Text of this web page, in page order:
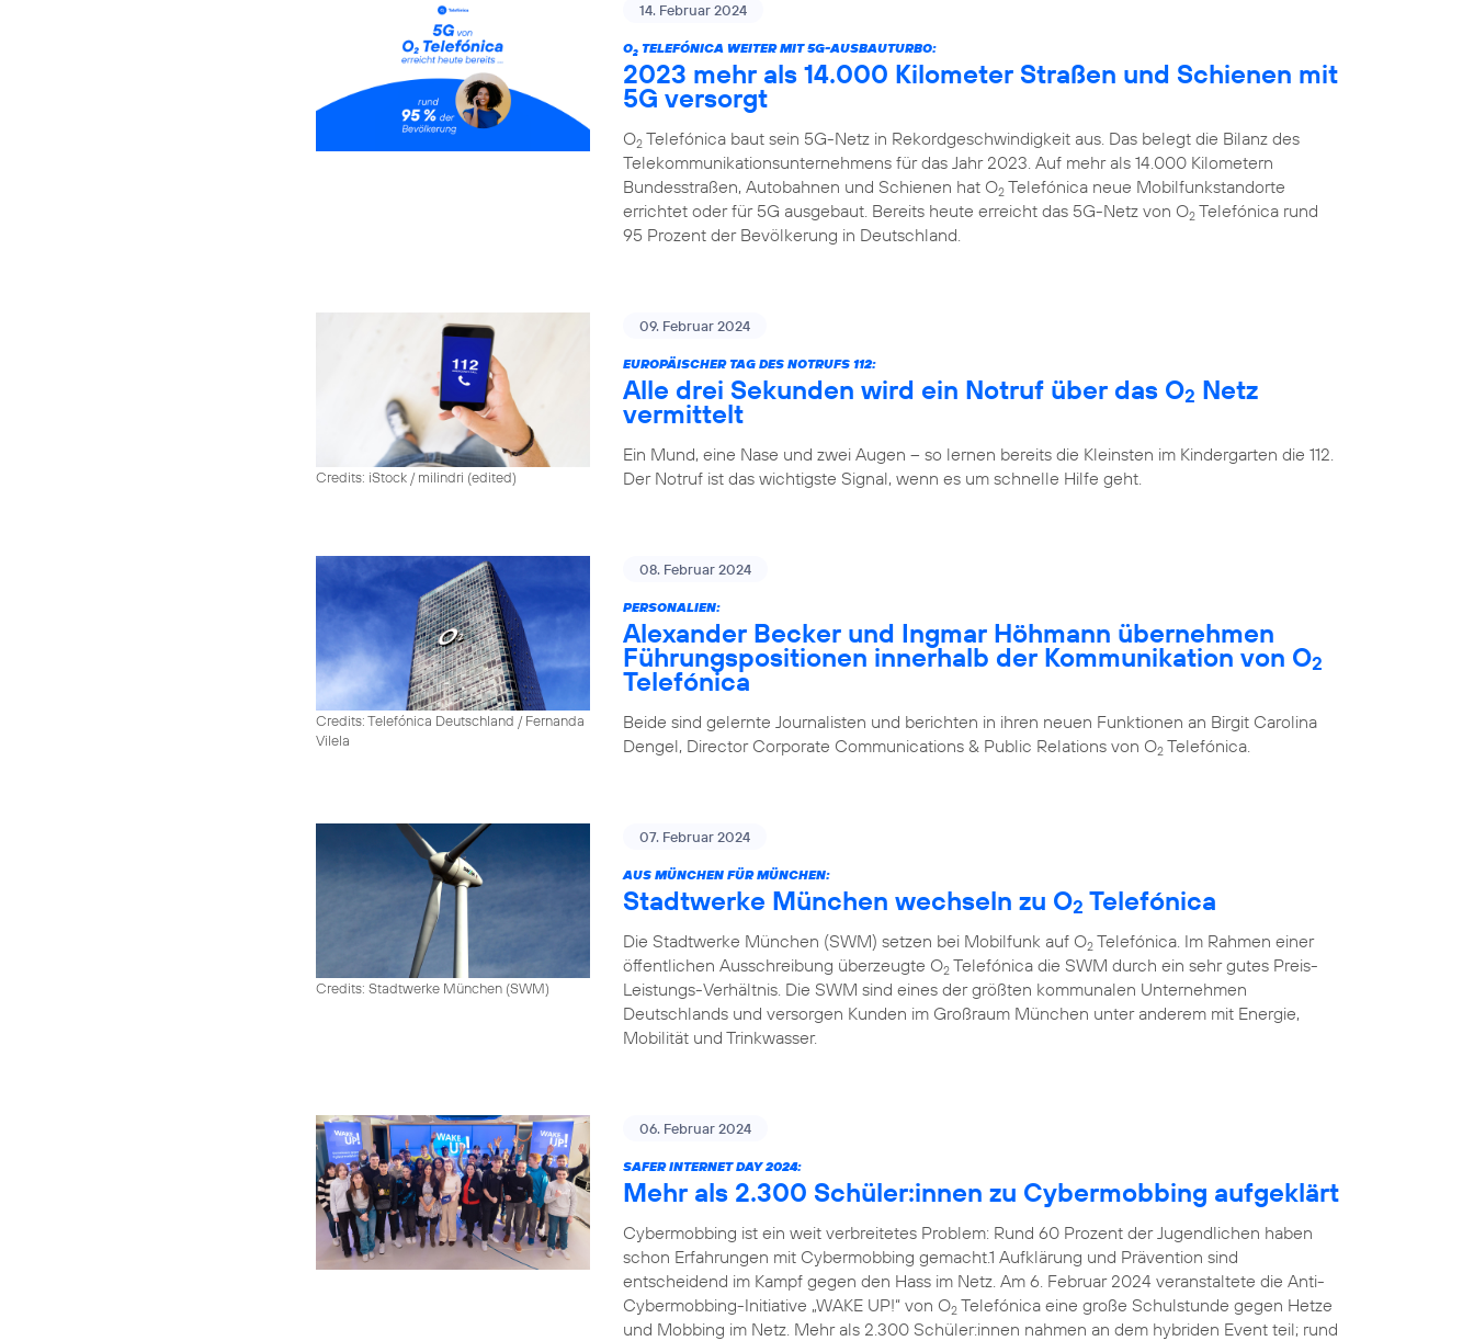
14. Februar 2024
O2 TELEFÓNICA WEITER MIT 5G-AUSBAUTURBO:
2023 mehr als 14.000 Kilometer Straßen und Schienen mit
5G versorgt
O2 Telefónica baut sein 5G-Netz in Rekordgeschwindigkeit aus. Das belegt die Bilanz des
Telekommunikationsunternehmens für das Jahr 2023. Auf mehr als 14.000 Kilometern
Bundesstraßen, Autobahnen und Schienen hat O2 Telefónica neue Mobilfunkstandorte
errichtet oder für 5G ausgebaut. Bereits heute erreicht das 5G-Netz von O2 Telefónica rund
95 Prozent der Bevölkerung in Deutschland.
Credits: iStock / milindri (edited)
09. Februar 2024
EUROPÄISCHER TAG DES NOTRUFS 112:
Alle drei Sekunden wird ein Notruf über das O2 Netz
vermittelt
Ein Mund, eine Nase und zwei Augen – so lernen bereits die Kleinsten im Kindergarten die 112.
Der Notruf ist das wichtigste Signal, wenn es um schnelle Hilfe geht.
Credits: Telefónica Deutschland / Fernanda
Vilela
08. Februar 2024
PERSONALIEN:
Alexander Becker und Ingmar Höhmann übernehmen
Führungspositionen innerhalb der Kommunikation von O2
Telefónica
Beide sind gelernte Journalisten und berichten in ihren neuen Funktionen an Birgit Carolina
Dengel, Director Corporate Communications & Public Relations von O2 Telefónica.
Credits: Stadtwerke München (SWM)
07. Februar 2024
AUS MÜNCHEN FÜR MÜNCHEN:
Stadtwerke München wechseln zu O2 Telefónica
Die Stadtwerke München (SWM) setzen bei Mobilfunk auf O2 Telefónica. Im Rahmen einer
öffentlichen Ausschreibung überzeugte O2 Telefónica die SWM durch ein sehr gutes Preis-
Leistungs-Verhältnis. Die SWM sind eines der größten kommunalen Unternehmen
Deutschlands und versorgen Kunden im Großraum München unter anderem mit Energie,
Mobilität und Trinkwasser.
06. Februar 2024
SAFER INTERNET DAY 2024:
Mehr als 2.300 Schüler:innen zu Cybermobbing aufgeklärt
Cybermobbing ist ein weit verbreitetes Problem: Rund 60 Prozent der Jugendlichen haben
schon Erfahrungen mit Cybermobbing gemacht.1 Aufklärung und Prävention sind
entscheidend im Kampf gegen den Hass im Netz. Am 6. Februar 2024 veranstaltete die Anti-
Cybermobbing-Initiative „WAKE UP!“ von O2 Telefónica eine große Schulstunde gegen Hetze
und Mobbing im Netz. Mehr als 2.300 Schüler:innen nahmen an dem hybriden Event teil; rund